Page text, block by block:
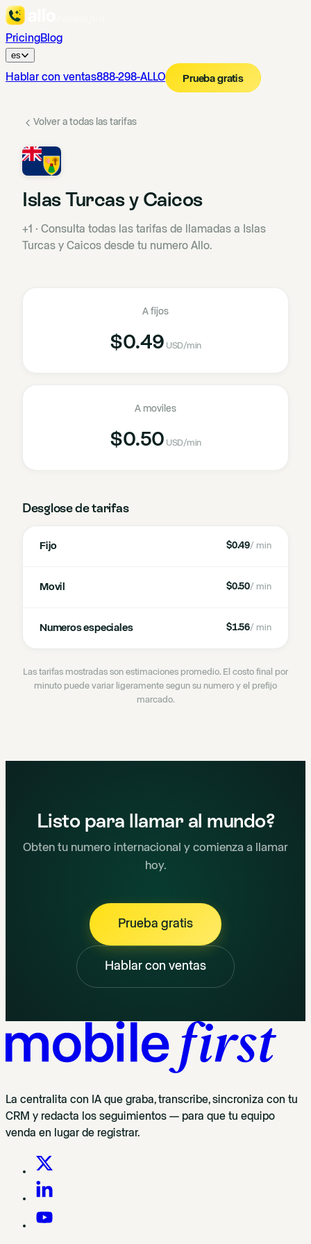
PricingBlog
es
Hablar con ventas888-298-ALLO Prueba gratis
Volver a todas las tarifas
Islas Turcas y Caicos
+1 · Consulta todas las tarifas de llamadas a Islas
Turcas y Caicos desde tu numero Allo.
A fijos
$0.49 USD/min
A moviles
$0.50 USD/min
Desglose de tarifas
Fijo $0.49/ min
Movil $0.50/ min
Numeros especiales $1.56/ min
Las tarifas mostradas son estimaciones promedio. El costo final por
minuto puede variar ligeramente segun su numero y el prefijo
marcado.
Listo para llamar al mundo?
Obten tu numero internacional y comienza a llamar
hoy.
Prueba gratis
Hablar con ventas
La centralita con IA que graba, transcribe, sincroniza con tu
CRM y redacta los seguimientos — para que tu equipo
venda en lugar de registrar.